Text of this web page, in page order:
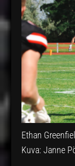
Ethan
Kuva: Janne